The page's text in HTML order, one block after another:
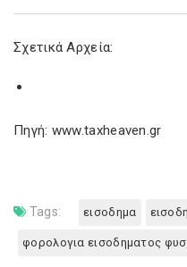
Σχετικά Αρχεία:
Πηγή: www.taxheaven.gr
Tags: εισοδημα
φορολογια εισοδηματος